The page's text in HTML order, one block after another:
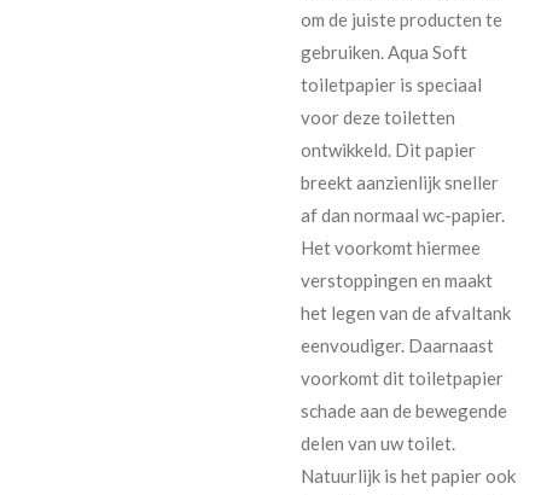
om de juiste producten te
gebruiken. Aqua Soft
toiletpapier is speciaal
voor deze toiletten
ontwikkeld. Dit papier
breekt aanzienlijk sneller
af dan normaal wc-papier.
Het voorkomt hiermee
verstoppingen en maakt
het legen van de afvaltank
eenvoudiger. Daarnaast
voorkomt dit toiletpapier
schade aan de bewegende
delen van uw toilet.
Natuurlijk is het papier ook